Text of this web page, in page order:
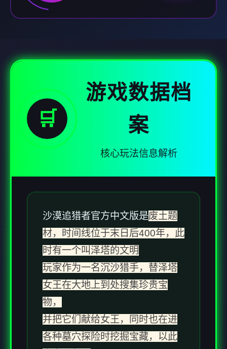
🛒
游戏数据档
案
核心玩法信息解析
沙漠追猎者官方中文版是废土题
材，时间线位于末日后400年，此
时有一个叫泽塔的文明
玩家作为一名沉沙猎手，替泽塔
女王在大地上到处搜集珍贵宝
物，
并把它们献给女王，同时也在进
各种墓穴探险时挖掘宝藏，以此